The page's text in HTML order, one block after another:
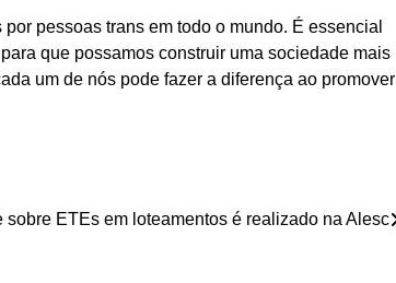
pessoas trans em todo o mundo. É essencial
que possamos construir uma sociedade mais
um de nós pode fazer a diferença ao promover
sobre ETEs em loteamentos é realizado na Alesc